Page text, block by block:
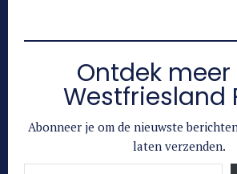
Ontdek
Westfriesland
Abonneer je om de nieuwste
laten verzenden.
Typ je e-mail...